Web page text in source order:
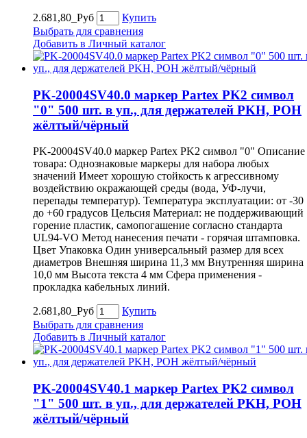
2.681,80_Руб
Купить
Выбрать для сравнения
Добавить в Личный каталог
PK-20004SV40.0 маркер Partex PK2 символ
"0" 500 шт. в уп., для держателей PKH, POH
жёлтый/чёрный
PK-20004SV40.0 маркер Partex PK2 символ "0" Описание
товара: Однознаковые маркеры для набора любых
значений Имеет хорошую стойкость к агрессивному
воздействию окражающей среды (вода, УФ-лучи,
перепады температур). Температура эксплуатации: от -30
до +60 градусов Цельсия Материал: не поддерживающий
горение пластик, самопогашение согласно стандарта
UL94-VO Метод нанесения печати - горячая штамповка.
Цвет Упаковка Один универсальный размер для всех
диаметров Внешняя ширина 11,3 мм Внутренняя ширина
10,0 мм Высота текста 4 мм Сфера применения -
прокладка кабельных линий.
2.681,80_Руб
Купить
Выбрать для сравнения
Добавить в Личный каталог
PK-20004SV40.1 маркер Partex PK2 символ
"1" 500 шт. в уп., для держателей PKH, POH
жёлтый/чёрный